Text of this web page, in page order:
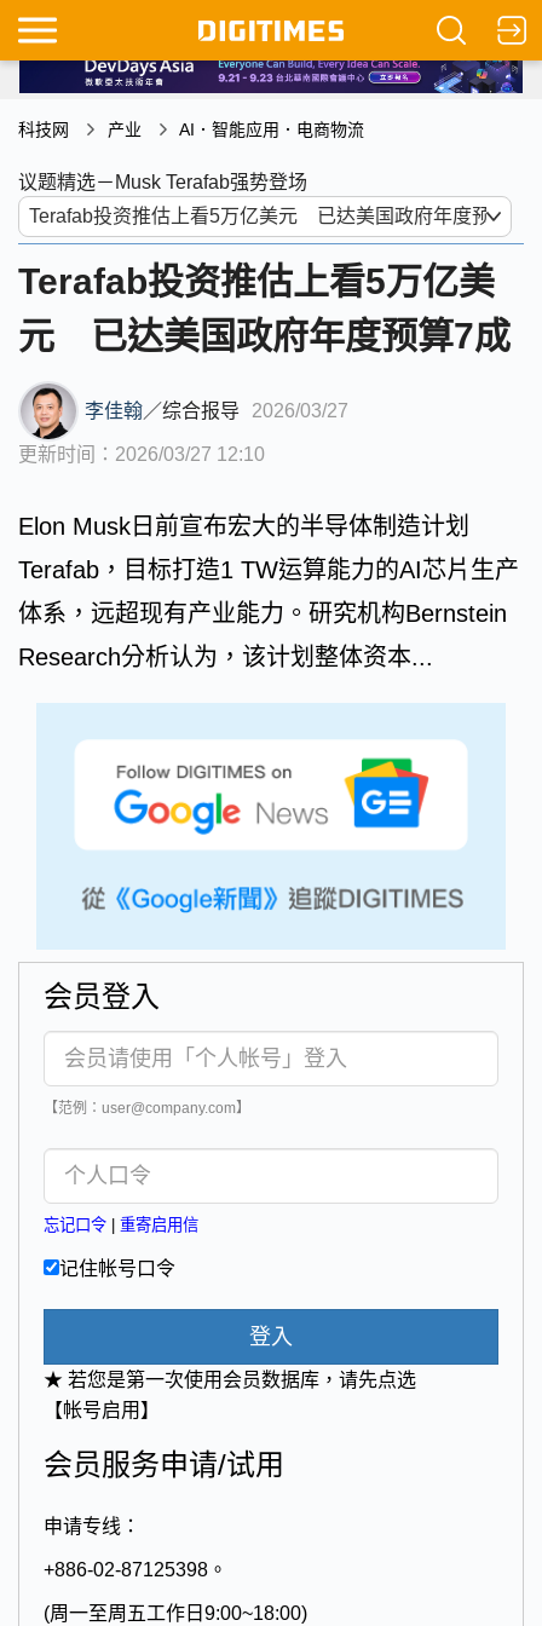
科技网 产业 AI．智能应用．电商物流
议题精选－Musk Terafab强势登场
Terafab投资推估上看5万亿美
元 已达美国政府年度预算7成
李佳翰／综合报导 2026/03/27
更新时间：2026/03/27 12:10
Elon Musk日前宣布宏大的半导体制造计划
Terafab，目标打造1 TW运算能力的AI芯片生产
体系，远超现有产业能力。研究机构Bernstein
Research分析认为，该计划整体资本...
会员登入
【范例：user@company.com】
忘记口令 重寄启用信
记住帐号口令
登入
★ 若您是第一次使用会员数据库，请先点选
【帐号启用】
会员服务申请/试用
申请专线：
+886-02-87125398。
(周一至周五工作日9:00~18:00)